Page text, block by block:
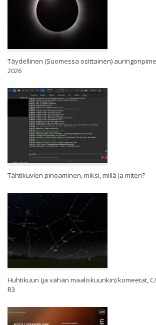
Täydellinen (Suomessa osittainen)
2026
Tähtikuvien pinoaminen, miksi, millä ja miten?
Huhtikuun (ja vähän maaliskuunkin) komeetat, C/
R3